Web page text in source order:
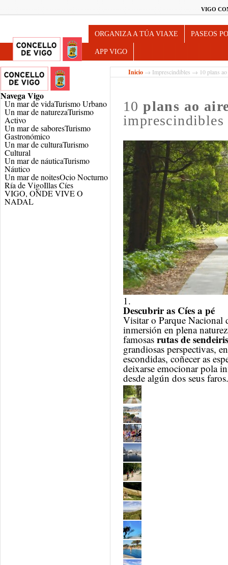
VIGO
Turismo de Vigo
ORGANIZA A TÚA VIAXE PASEOS
APP VIGO
NavegaVigo
Un mar de vidaTurismo Urbano
Un mar de naturezaTurismo
Activo
Un mar de saboresTurismo
Gastronómico
Un mar de culturaTurismo
Cultural
Un mar de náuticaTurismo
Náutico
Un mar de noitesOcio Nocturno
Ría de VigoIllas Cíes
VIGO, ONDE VIVE O
NADAL
Inicio → Imprescindibles → 10 plans ao
10plans ao
imprescindibles
1.
Descubrir as Cíes a pé
Visitar o Parque Nacional
inmersión en plena
famosas rutas de
grandiosas perspectivas,
escondidas, coñecer as
deixarse emocionar pola
desde algún dos seus faros.